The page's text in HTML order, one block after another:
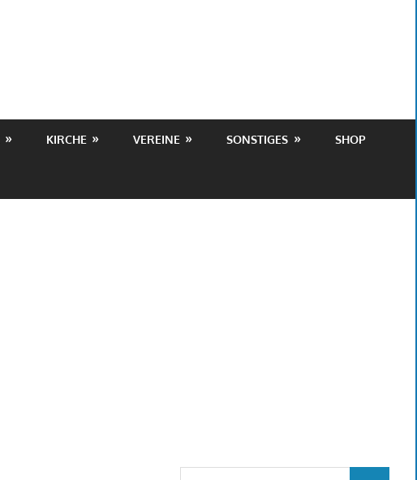
KIRCHE VEREINE SONSTIGES SHOP